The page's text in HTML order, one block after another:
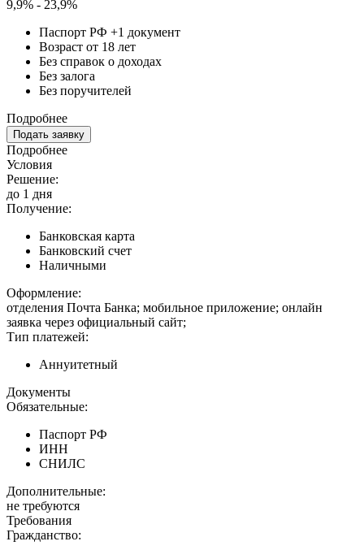
9,9% - 23,9%
Паспорт РФ +1 документ
Возраст от 18 лет
Без справок о доходах
Без залога
Без поручителей
Подробнее
Подать заявку
Подробнее
Условия
Решение:
до 1 дня
Получение:
Банковская карта
Банковский счет
Наличными
Оформление:
отделения Почта Банка; мобильное приложение; онлайн
заявка через официальный сайт;
Тип платежей:
Аннуитетный
Документы
Обязательные:
Паспорт РФ
ИНН
СНИЛС
Дополнительные:
не требуются
Требования
Гражданство: